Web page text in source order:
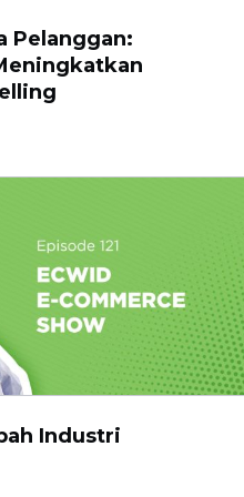
Pelanggan:
Industri